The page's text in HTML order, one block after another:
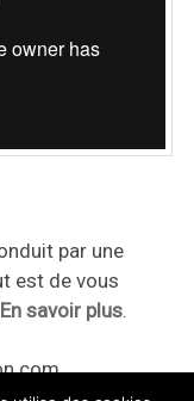
par une
est de vous
En savoir plus.